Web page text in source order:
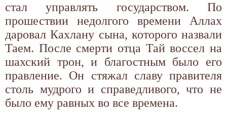
стал управлять государством. По
прошествии недолгого времени Аллах
даровал Кахлану сына, которого назвали
Таем. После смерти отца Тай воссел на
шахский трон, и благостным было его
правление. Он стяжал славу правителя
столь мудрого и справедливого, что не
было ему равных во все времена.